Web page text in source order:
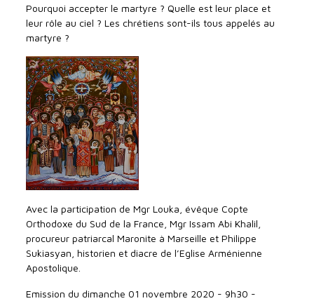
Pourquoi accepter le martyre ? Quelle est leur place et
leur rôle au ciel ? Les chrétiens sont-ils tous appelés au
martyre ?
Avec la participation de Mgr Louka, évêque Copte
Orthodoxe du Sud de la France, Mgr Issam Abi Khalil,
procureur patriarcal Maronite à Marseille et Philippe
Sukiasyan, historien et diacre de l’Eglise Arménienne
Apostolique.
Emission du dimanche 01 novembre 2020 - 9h30 -